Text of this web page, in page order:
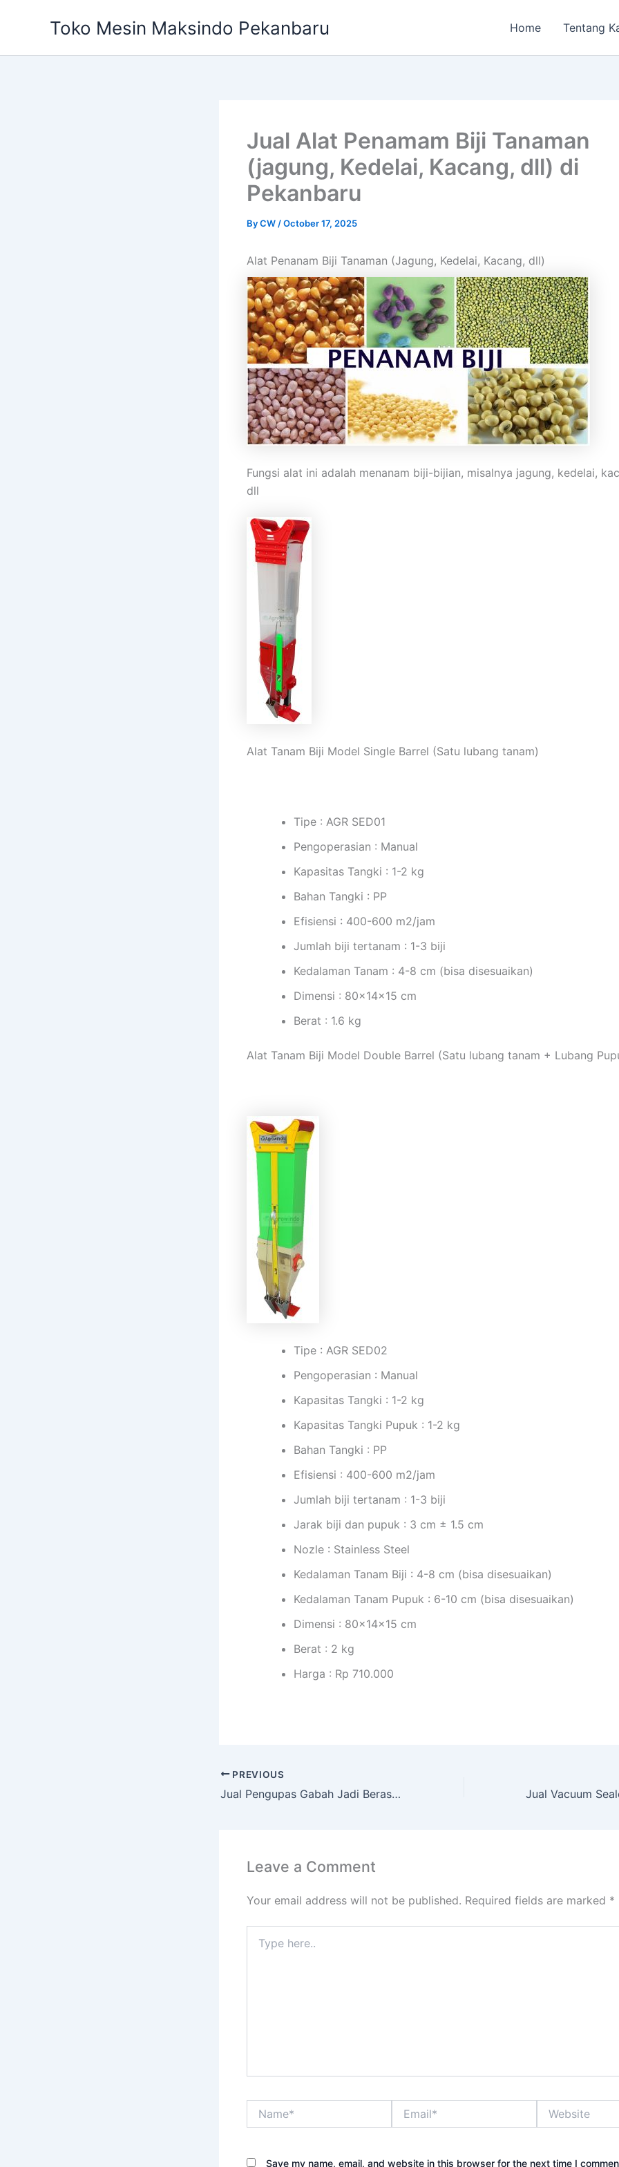
Toko Mesin Maksindo Pekanbaru Home Tentang
Jual Alat Penamam Biji Tanaman
(jagung, Kedelai, Kacang, dll) di
Pekanbaru
ByCW /October 17, 2025
Alat Penanam Biji Tanaman (Jagung, Kedelai, Kacang, dll)
Fungsi alat ini adalah menanam biji-bijian, misalnya jagung, kedelai,
dll
Alat Tanam Biji Model Single Barrel (Satu lubang tanam)
Tipe : AGR SED01
Pengoperasian : Manual
Kapasitas Tangki : 1-2 kg
Bahan Tangki : PP
Efisiensi : 400-600 m2/jam
Jumlah biji tertanam : 1-3 biji
Kedalaman Tanam : 4-8 cm (bisa disesuaikan)
Dimensi : 80x14x15 cm
Berat : 1.6 kg
Alat Tanam Biji Model Double Barrel (Satu lubang tanam + Lubang
Tipe : AGR SED02
Pengoperasian : Manual
Kapasitas Tangki : 1-2 kg
Kapasitas Tangki Pupuk : 1-2 kg
Bahan Tangki : PP
Efisiensi : 400-600 m2/jam
Jumlah biji tertanam : 1-3 biji
Jarak biji dan pupuk : 3 cm ± 1.5 cm
Nozle : Stainless Steel
Kedalaman Tanam Biji : 4-8 cm (bisa disesuaikan)
Kedalaman Tanam Pupuk : 6-10 cm (bisa disesuaikan)
Dimensi : 80x14x15 cm
Berat : 2 kg
Harga : Rp 710.000
PREVIOUS
Jual Pengupas Gabah Jadi Beras (RM40) di Pekanbaru
Leave a Comment
Your email address will not be published. Required fields are marked *
here..
Save my name, email, and website in this browser for the next time I